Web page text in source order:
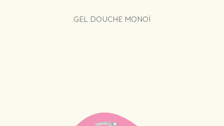
GEL DOUCHE MONOÏ